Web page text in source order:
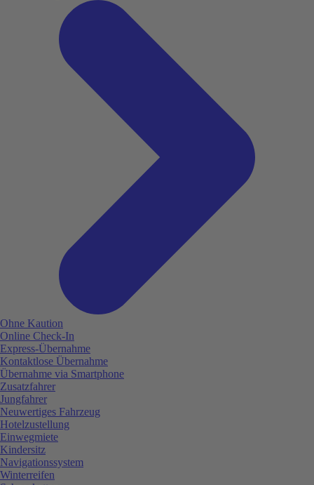
Ohne Kaution
Online Check-In
Express-Übernahme
Kontaktlose Übernahme
Übernahme via Smartphone
Zusatzfahrer
Jungfahrer
Neuwertiges Fahrzeug
Hotelzustellung
Einwegmiete
Kindersitz
Navigationssystem
Winterreifen